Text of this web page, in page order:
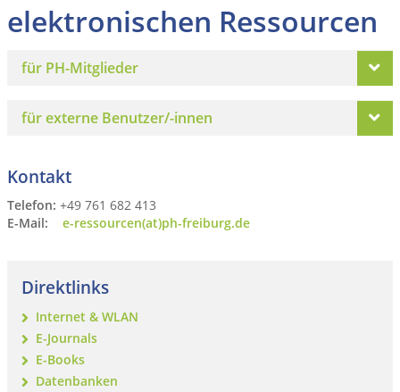
elektronischen Ressourcen
für PH-Mitglieder
für externe Benutzer/-innen
Kontakt
Telefon: +49 761 682 413
E-Mail: e-ressourcen(at)ph-freiburg.de
Direktlinks
Internet & WLAN
E-Journals
E-Books
Datenbanken